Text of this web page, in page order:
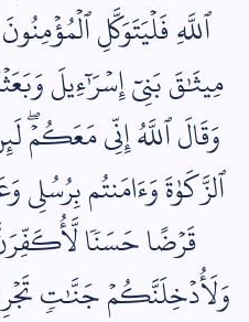
مِيثَٰقَ بَنِيٓ إِسۡرَٰٓءِيلَ
وَقَالَ ٱللَّهُ إِنِّي مَعَكُمۡۖ
ٱلزَّكَوٰةَ وَءَامَنتُم بِرُسُلِي
قَرۡضًا حَسَنٗا
وَلَأُدۡخِلَنَّكُمۡ جَنَّٰتٖ